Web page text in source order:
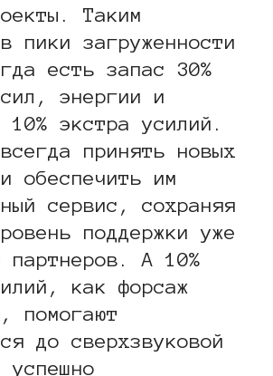
Таким
пики загруженности
есть запас 30%
энергии и
10% экстра усилий.
принять новых
обеспечить им
сервис, сохраняя
поддержки уже
партнеров. А 10%
как форсаж
помогают
до сверхзвуковой
успешно